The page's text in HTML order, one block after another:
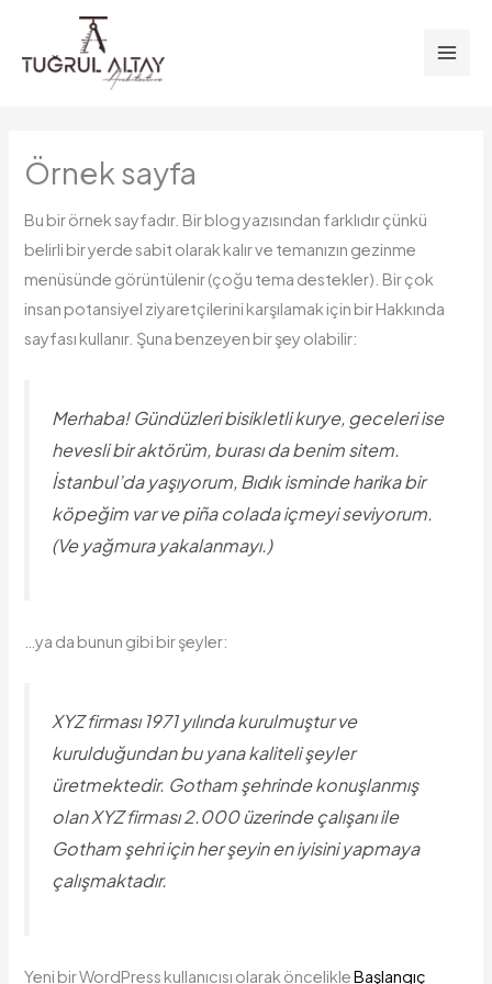
Örnek sayfa
Bu bir örnek sayfadır. Bir blog yazısından farklıdır çünkü
belirli bir yerde sabit olarak kalır ve temanızın gezinme
menüsünde görüntülenir (çoğu tema destekler). Bir çok
insan potansiyel ziyaretçilerini karşılamak için bir Hakkında
sayfası kullanır. Şuna benzeyen bir şey olabilir:
Merhaba! Gündüzleri bisikletli kurye, geceleri ise
hevesli bir aktörüm, burası da benim sitem.
İstanbul’da yaşıyorum, Bıdık isminde harika bir
köpeğim var ve piña colada içmeyi seviyorum.
(Ve yağmura yakalanmayı.)
…ya da bunun gibi bir şeyler:
XYZ firması 1971 yılında kurulmuştur ve
kurulduğundan bu yana kaliteli şeyler
üretmektedir. Gotham şehrinde konuşlanmış
olan XYZ firması 2.000 üzerinde çalışanı ile
Gotham şehri için her şeyin en iyisini yapmaya
çalışmaktadır.
Yeni bir WordPress kullanıcısı olarak öncelikleBaşlangıç